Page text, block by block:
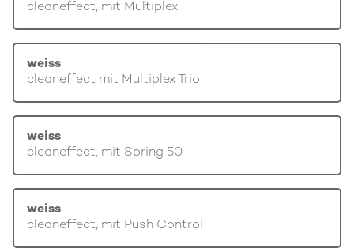
cleaneffect, mit Multiplex
weiss
cleaneffect mit Multiplex Trio
weiss
cleaneffect, mit Spring 50
weiss
cleaneffect, mit Push Control